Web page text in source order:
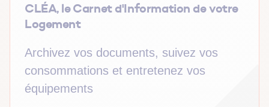
CLÉA, le Carnet d'Information de votre
Logement
Archivez vos documents, suivez vos
consommations et entretenez vos
équipements